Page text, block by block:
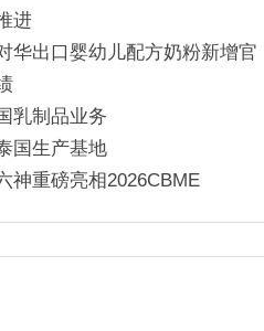
进
华出口婴幼儿配方奶粉新增官
乳制品业务
国生产基地
神重磅亮相2026CBME